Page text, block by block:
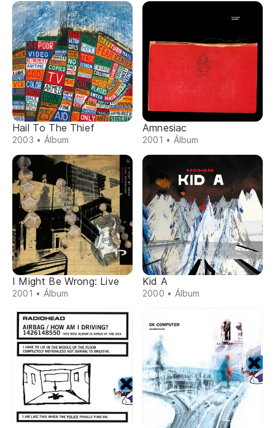
Hail To The Thief
2003 • Álbum
Amnesiac
2001 • Álbum
I Might Be Wrong: Live
2001 • Álbum
Kid A
2000 • Álbum